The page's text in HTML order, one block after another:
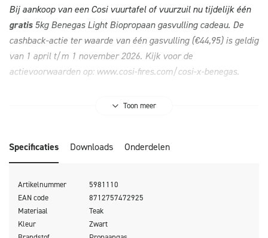
Bij aankoop van een Cosi vuurtafel of vuurzuil nu tijdelijk één
gratis5kg Benegas Light Biopropaan gasvulling cadeau. De
cashback-actie ter waarde van één gasvulling (€44,95) is geldig
van 1 april t/m 1 november 2026. Kijk voor de
actievoorwaarden op: www.cosi-fires.com/cosi-x-benegas.
familie gezellig omheen kan zitten? Dan is de Cosiloft 120
round dé vuurtafel voor jou! De Cosiloft 120 round is een
nieuwe toevoeging aan de Cosiloft vuurtafel serie. De Cosiloft
beschikt over een mooi, opengewerkt aluminium frame met
een teakhouten tafelblad. Het frame is in twee kleuren
beschikbaar: wit voor een moderne look of zwart voor een
Toon meer
Specificaties Downloads Onderdelen
Artikelnummer
5981110
EAN code
8712757472925
Materiaal
Teak
Kleur
Zwart